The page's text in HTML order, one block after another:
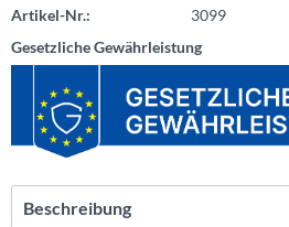
Artikel-Nr.:
3099
Gesetzliche Gewährleistung
Beschreibung